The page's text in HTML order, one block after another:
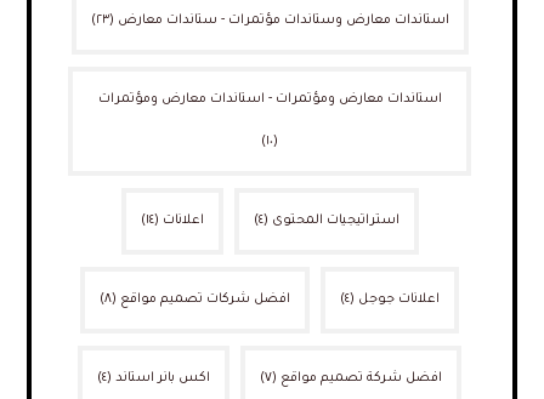
استاندات معارض وستاندات مؤتمرات - ستاندات معارض (٢٣)
استاندات معارض ومؤتمرات - استاندات معارض ومؤتمرات
(١٠)
استراتيجيات المحتوى (٤) اعلانات (١٤)
اعلانات جوجل (٤) افضل شركات تصميم مواقع (٨)
افضل شركة تصميم مواقع (٧) اكس بانر استاند (٤)